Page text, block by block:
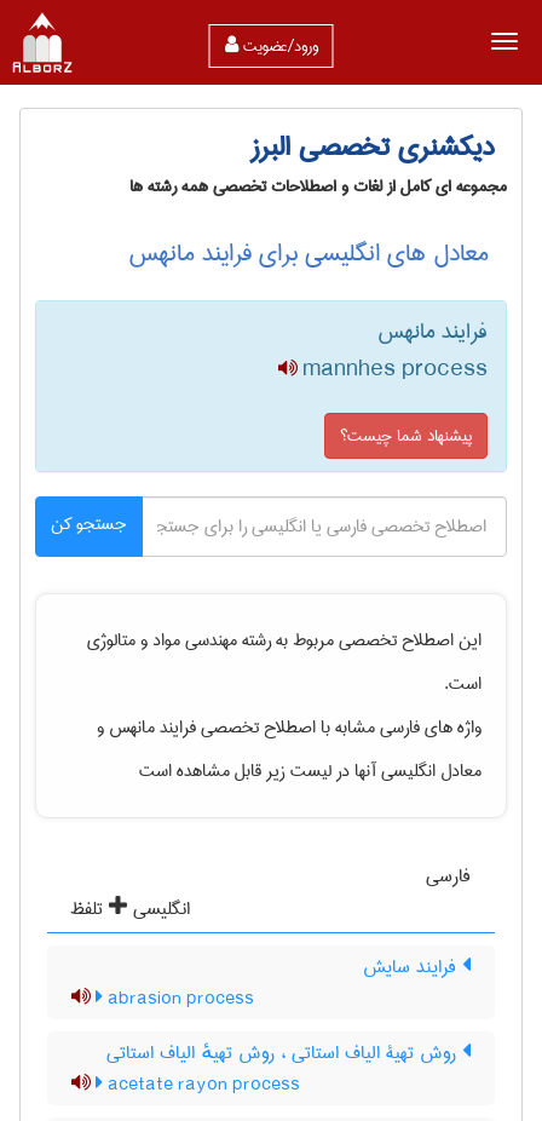
ورود/عضویت
دیکشنری تخصصی البرز
مجموعه ای کامل از لغات و اصطلاحات تخصصی همه رشته ها
معادل های انگلیسی برای فرایند مانهس
فرایند مانهس
mannhes process
پیشنهاد شما چیست؟
جستجو کن
این اصطلاح تخصصی مربوط به رشتهمهندسی مواد و متالوژی
است.
واژه های فارسی مشابه با اصطلاح تخصصیفرایند مانهسو
معادل انگلیسی آنها در لیست زیر قابل مشاهده است
فارسی
انگلیسی
تلفظ
فرایند سایش
abrasion process
روش تهیۀ الیاف استاتی ، روش تهیهٔ الیاف استاتی
acetate rayon process